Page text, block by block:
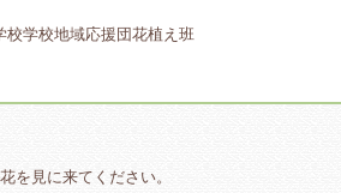
校学校地域応援団花植え班
を見に来てください。